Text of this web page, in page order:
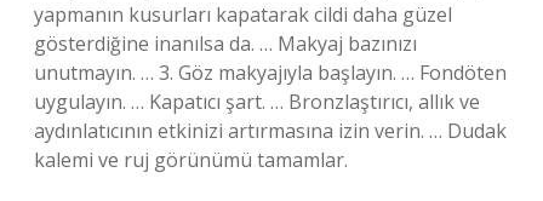
yapmanın kusurları kapatarak cildi daha güzel
gösterdiğine inanılsa da. … Makyaj bazınızı
unutmayın. … 3. Göz makyajıyla başlayın. … Fondöten
uygulayın. … Kapatıcı şart. … Bronzlaştırıcı, allık ve
aydınlatıcının etkinizi artırmasına izin verin. … Dudak
kalemi ve ruj görünümü tamamlar.